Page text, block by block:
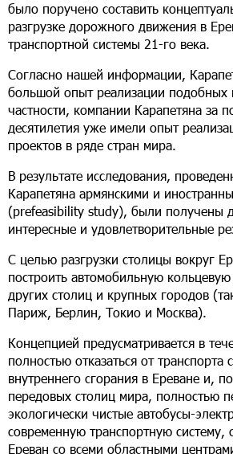
было поручено составить
разгрузке дорожного движения в
транспортной системы 21-го века.
Согласно нашей информации,
большой опыт реализации подобных
частности, компании Карапетяна за
десятилетия уже имели опыт
проектов в ряде стран мира.
В результате исследования,
Карапетяна армянскими и
(prefeasibility study), были получены
интересные и удовлетворительные
С целью разгрузки столицы вокруг
построить автомобильную
других столиц и крупных городов
Париж, Берлин, Токио и Москва).
Концепцией предусматривается в
полностью отказаться от транспорта
внутреннего сгорания в Ереване и,
передовых столиц мира, полностью
экологически чистые автобусы-
современную транспортную
Ереван со всеми областными